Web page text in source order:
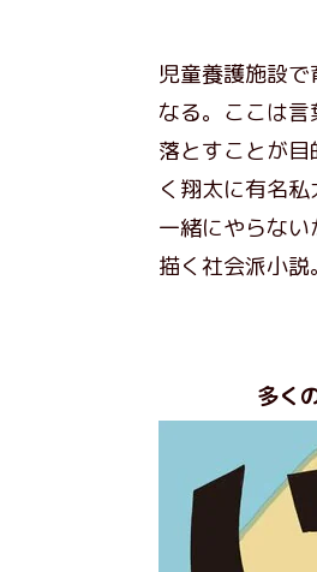
児童養護施設
なる。ここは
落とすことが
く翔太に有名
一緒にやらな
描く社会派小説。
多く